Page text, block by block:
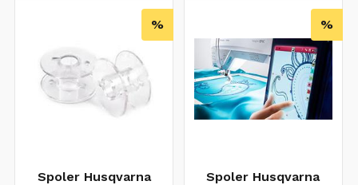
%
Spoler Husqvarna
%
Spoler Husqvarna